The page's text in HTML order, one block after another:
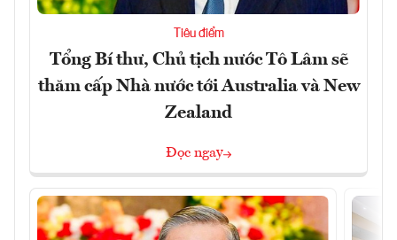
Tiêu điểm
Tổng Bí thư, Chủ tịch nước Tô Lâm sẽ
thăm cấp Nhà nước tới Australia và New
Zealand
Đọc ngay